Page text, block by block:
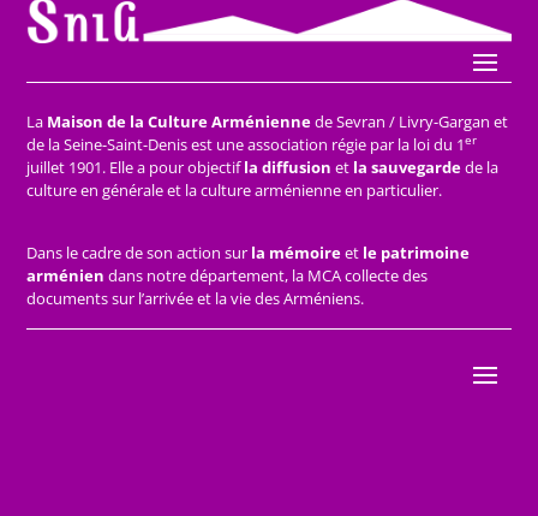
La Maison de la Culture Arméniennede Sevran / Livry-Gargan et
de la Seine-Saint-Denis est une association régie par la loi du 1er
juillet 1901. Elle a pour objectifla diffusion et la sauvegardede la
culture en générale et la culture arménienne en particulier.
Dans le cadre de son action sur la mémoireet le patrimoine
arménien dans notre département, la MCA collecte des
documents sur l’arrivée et la vie des Arméniens.